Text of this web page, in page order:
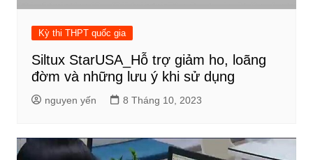
Kỳ thi THPT quốc gia
Siltux StarUSA_Hỗ trợ giảm ho, loãng
đờm và những lưu ý khi sử dụng
nguyen yến 8 Tháng 10, 2023